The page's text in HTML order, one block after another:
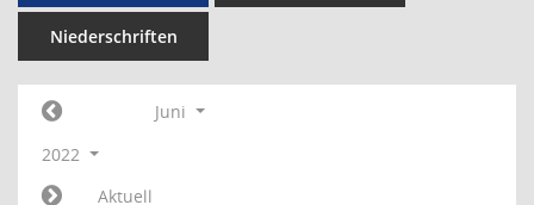
Niederschriften
Juni
2022
Aktuell